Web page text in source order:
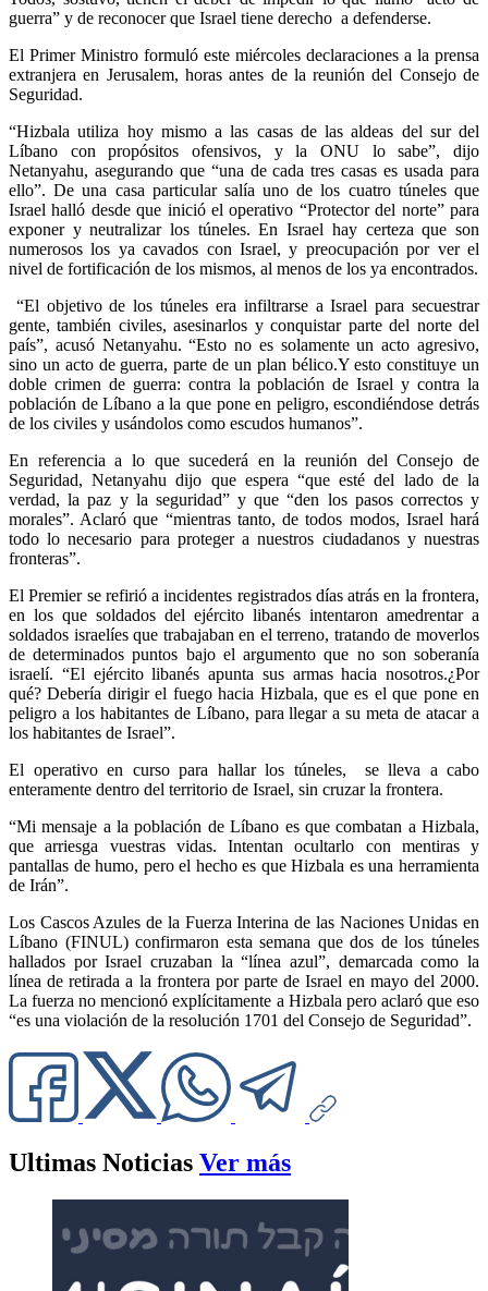
guerra” y de reconocer que Israel tiene derecho a defenderse.
El Primer Ministro formuló este miércoles declaraciones a la prensa
extranjera en Jerusalem, horas antes de la reunión del Consejo de
Seguridad.
“Hizbala utiliza hoy mismo a las casas de las aldeas del sur del
Líbano con propósitos ofensivos, y la ONU lo sabe”, dijo
Netanyahu, asegurando que “una de cada tres casas es usada para
ello”. De una casa particular salía uno de los cuatro túneles que
Israel halló desde que inició el operativo “Protector del norte” para
exponer y neutralizar los túneles. En Israel hay certeza que son
numerosos los ya cavados con Israel, y preocupación por ver el
nivel de fortificación de los mismos, al menos de los ya encontrados.
“El objetivo de los túneles era infiltrarse a Israel para secuestrar
gente, también civiles, asesinarlos y conquistar parte del norte del
país”, acusó Netanyahu. “Esto no es solamente un acto agresivo,
sino un acto de guerra, parte de un plan bélico.Y esto constituye un
doble crimen de guerra: contra la población de Israel y contra la
población de Líbano a la que pone en peligro, escondiéndose detrás
de los civiles y usándolos como escudos humanos”.
En referencia a lo que sucederá en la reunión del Consejo de
Seguridad, Netanyahu dijo que espera “que esté del lado de la
verdad, la paz y la seguridad” y que “den los pasos correctos y
morales”. Aclaró que “mientras tanto, de todos modos, Israel hará
todo lo necesario para proteger a nuestros ciudadanos y nuestras
fronteras”.
El Premier se refirió a incidentes registrados días atrás en la frontera,
en los que soldados del ejército libanés intentaron amedrentar a
soldados israelíes que trabajaban en el terreno, tratando de moverlos
de determinados puntos bajo el argumento que no son soberanía
israelí. “El ejército libanés apunta sus armas hacia nosotros.¿Por
qué? Debería dirigir el fuego hacia Hizbala, que es el que pone en
peligro a los habitantes de Líbano, para llegar a su meta de atacar a
los habitantes de Israel”.
El operativo en curso para hallar los túneles, se lleva a cabo
enteramente dentro del territorio de Israel, sin cruzar la frontera.
“Mi mensaje a la población de Líbano es que combatan a Hizbala,
que arriesga vuestras vidas. Intentan ocultarlo con mentiras y
pantallas de humo, pero el hecho es que Hizbala es una herramienta
de Irán”.
Los Cascos Azules de la Fuerza Interina de las Naciones Unidas en
Líbano (FINUL) confirmaron esta semana que dos de los túneles
hallados por Israel cruzaban la “línea azul”, demarcada como la
línea de retirada a la frontera por parte de Israel en mayo del 2000.
La fuerza no mencionó explícitamente a Hizbala pero aclaró que eso
“es una violación de la resolución 1701 del Consejo de Seguridad”.
Ultimas Noticias Ver más